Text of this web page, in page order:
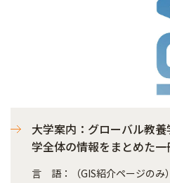
大学案内：グローバル教
学全体の情報をまとめた一
言 語：（GIS紹介ページのみ